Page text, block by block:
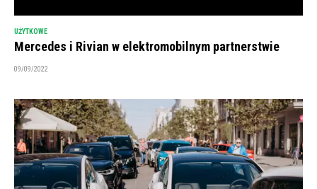
UŻYTKOWE
Mercedes i Rivian w elektromobilnym partnerstwie
09/09/2022